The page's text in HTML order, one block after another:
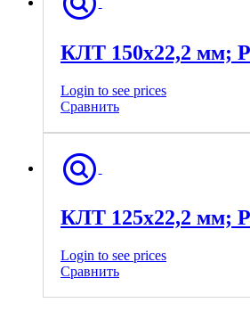
КЛТ 150х22,2 мм;
Login to see prices
Сравнить
КЛТ 125х22,2 мм;
Login to see prices
Сравнить